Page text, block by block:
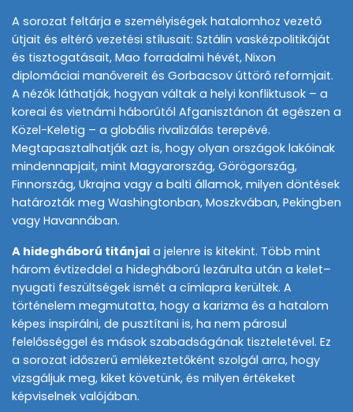
A sorozat feltárja e személyiségek hatalomhoz vezető
útjait és eltérő vezetési stílusait: Sztálin vaskézpolitikáját
és tisztogatásait, Mao forradalmi hévét, Nixon
diplomáciai manővereit és Gorbacsov úttörő reformjait.
A nézők láthatják, hogyan váltak a helyi konfliktusok – a
koreai és vietnámi háborútól Afganisztánon át egészen a
Közel-Keletig – a globális rivalizálás terepévé.
Megtapasztalhatják azt is, hogy olyan országok lakóinak
mindennapjait, mint Magyarország, Görögország,
Finnország, Ukrajna vagy a balti államok, milyen döntések
határozták meg Washingtonban, Moszkvában, Pekingben
vagy Havannában.
A hidegháború titánjai a jelenre is kitekint. Több mint
három évtizeddel a hidegháború lezárulta után a kelet–
nyugati feszültségek ismét a címlapra kerültek. A
történelem megmutatta, hogy a karizma és a hatalom
képes inspirálni, de pusztítani is, ha nem párosul
felelősséggel és mások szabadságának tiszteletével. Ez
a sorozat időszerű emlékeztetőként szolgál arra, hogy
vizsgáljuk meg, kiket követünk, és milyen értékeket
képviselnek valójában.